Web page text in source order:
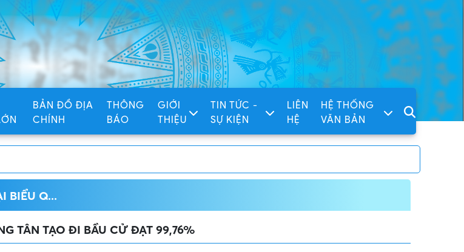
BẢN ĐỒ ĐỊA
CHÍNH
THÔNG
BÁO
GIỚI
THIỆU
TIN TỨC -
SỰ KIỆN
LIÊN
HỆ
HỆ THỐNG
VĂN BẢN
BIỂU Q...
TÂN TẠO ĐI BẦU CỬ ĐẠT 99,76%